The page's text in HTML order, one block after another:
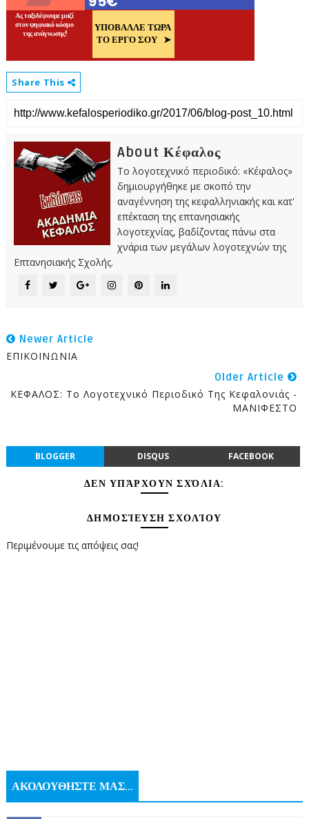
Share This
About Κέφαλος
Το λογοτεχνικό περιοδικό: «Κέφαλος»
δημιουργήθηκε με σκοπό την
αναγέννηση της κεφαλληνιακής και κατ'
επέκταση της επτανησιακής
λογοτεχνίας, βαδίζοντας πάνω στα
χνάρια των μεγάλων λογοτεχνών της
Επτανησιακής Σχολής.
Newer Article
ΕΠΙΚΟΙΝΩΝΙΑ
Older Article
ΚΕΦΑΛΟΣ: Το Λογοτεχνικό Περιοδικό Της Κεφαλονιάς -
ΜΑΝΙΦΕΣΤΟ
BLOGGER DISQUS FACEBOOK
ΔΕΝ ΥΠΆΡΧΟΥΝ ΣΧΌΛΙΑ:
ΔΗΜΟΣΊΕΥΣΗ ΣΧΟΛΊΟΥ
Περιμένουμε τις απόψεις σας!
ΑΚΟΛΟΥΘΗΣΤΕ ΜΑΣ...